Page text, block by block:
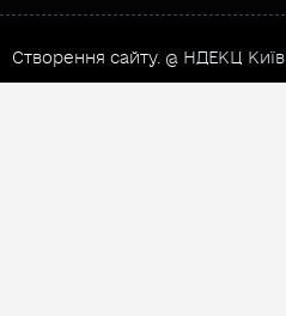
Створення сайту. @ НДЕКЦ Київ